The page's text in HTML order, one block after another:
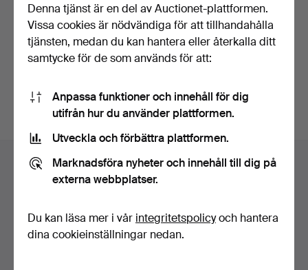
eller logga in via Facebook här
Sidfotsnavigation
Hjälp och kontakt
Kontakta support
Betalningsalternativ
Vi skickar med
Denna tjänst är en del av Auctionet-plattformen.
Vissa cookies är nödvändiga för att tillhandahålla
tjänsten, medan du kan hantera eller återkalla ditt
samtycke för de som används för att:
Anpassa funktioner och innehåll för dig
utifrån hur du använder plattformen.
Utveckla och förbättra plattformen.
Marknadsföra nyheter och innehåll till dig på
externa webbplatser.
Du kan läsa mer i vår integritetspolicyoch hantera
dina cookieinställningar nedan.